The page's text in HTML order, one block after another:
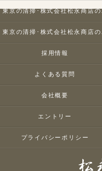
東京
東
採用情報
よくある質問
会社概要
エントリー
プライバシーポリシー